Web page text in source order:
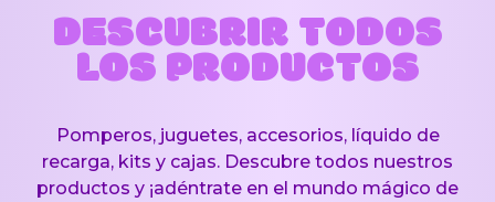
DESCUBRIR TODOS
LOS PRODUCTOS
Pomperos, juguetes, accesorios, líquido de
recarga, kits y cajas. Descubre todos nuestros
productos y ¡adéntrate en el mundo mágico de